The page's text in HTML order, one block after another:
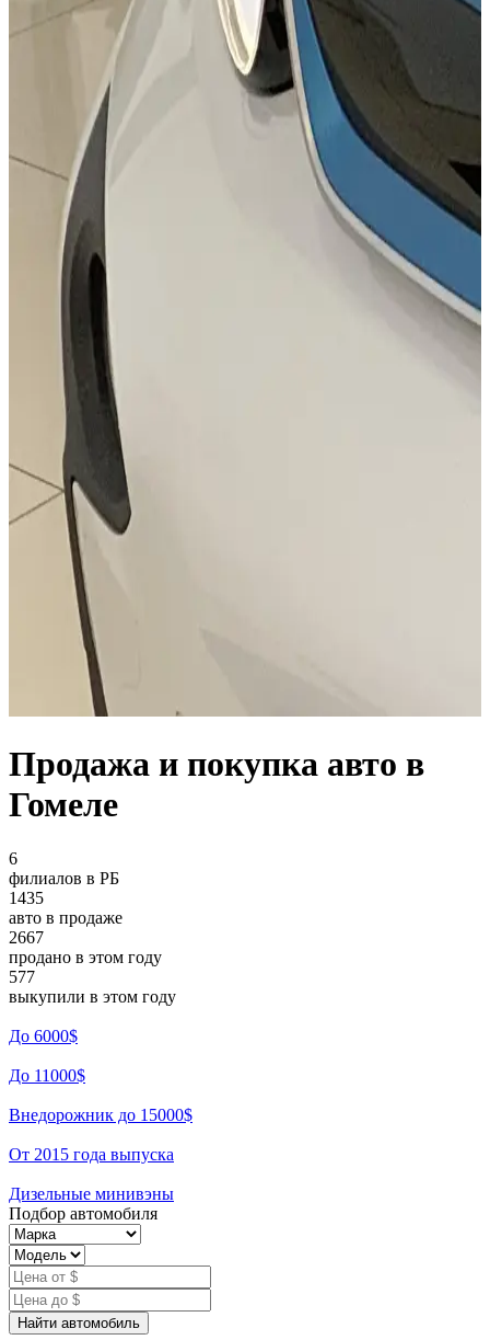
Продажа и покупка авто в
Гомеле
6
филиалов в РБ
1435
авто в продаже
2667
продано в этом году
577
выкупили в этом году
До 6000$
До 11000$
Внедорожник до 15000$
От 2015 года выпуска
Дизельные минивэны
Подбор автомобиля
Найти автомобиль